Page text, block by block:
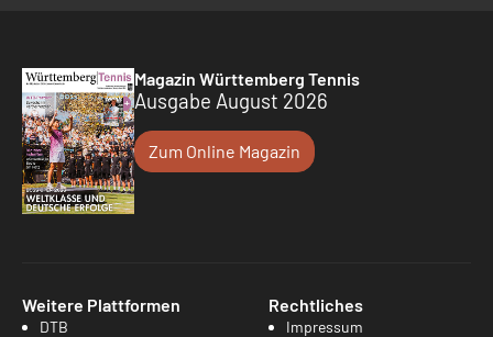
Magazin Württemberg Tennis
Ausgabe August 2026
Zum Online Magazin
Weitere Plattformen
DTB
Rechtliches
Impressum